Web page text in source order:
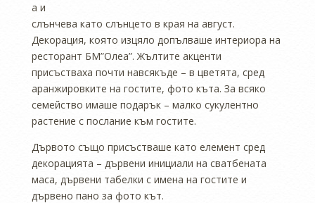
а и
слънчева като слънцето в края на август.
Декорация, която изцяло допълваше интериора на
ресторант БМ”Олеа”. Жълтите акценти
присъстваха почти навсякъде – в цветята, сред
аранжировките на гостите, фото къта. За всяко
семейство имаше подарък – малко сукулентно
растение с послание към гостите.
Дървото също присъстваше като елемент сред
декорацията – дървени инициали на сватбената
маса, дървени табелки с имена на гостите и
дървено пано за фото кът.